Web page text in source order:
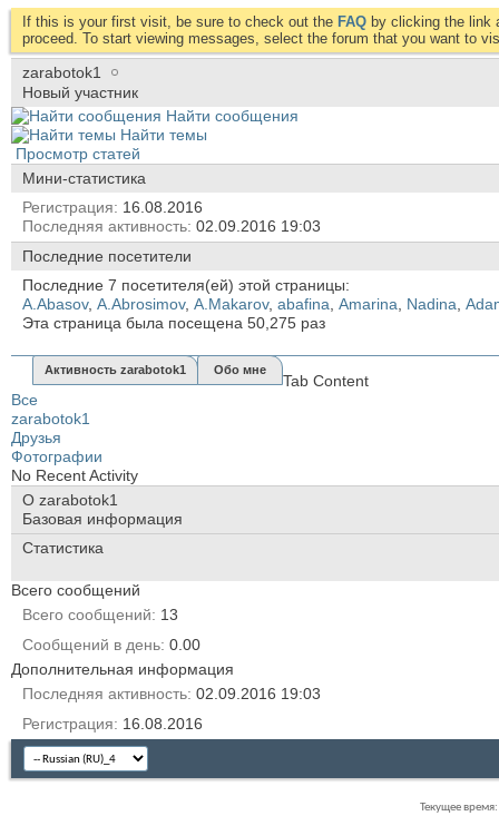
If this is your first visit, be sure to check out the FAQ by clicking the link
proceed. To start viewing messages, select the forum that you want to
zarabotok1
Новый участник
Найти сообщения
Найти темы
Просмотр статей
Мини-статистика
Регистрация
16.08.2016
Последняя активность 02.09.2016 19:03
Последние посетители
Последние 7 посетителя(ей) этой страницы:
A.Abasov, A.Abrosimov, A.Makarov, abafina, Amarina, Nadina,
Эта страница была посещена 50,275 раз
Активность zarabotok1 Обо мне
Tab Content
Все
zarabotok1
Друзья
Фотографии
No Recent Activity
О zarabotok1
Базовая информация
Статистика
Всего сообщений
Всего сообщений
13
Сообщений в день 0.00
Дополнительная информация
Последняя активность 02.09.2016 19:03
Регистрация
16.08.2016
Текущее время: